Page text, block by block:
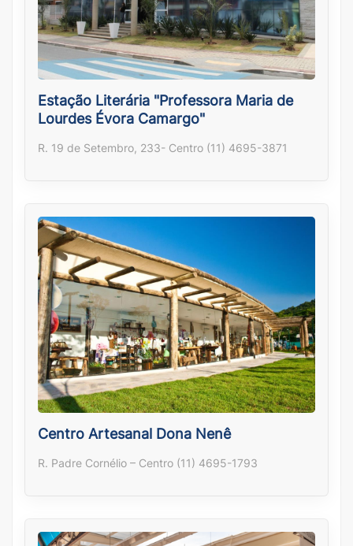
Estação Literária "Professora Maria de
Lourdes Évora Camargo"
R. 19 de Setembro, 233- Centro (11) 4695-3871
Centro Artesanal Dona Nenê
R. Padre Cornélio – Centro (11) 4695-1793